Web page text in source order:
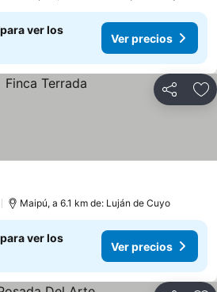
ver los
Ver precios
Compartir
Maipú, a 6.1 km de: Luján de Cuyo
ver los
Ver precios